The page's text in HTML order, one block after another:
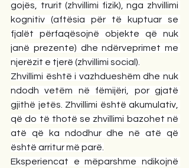
gojës, trurit (zhvillimi fizik), nga zhvillimi
kognitiv (aftësia për të kuptuar se
fjalët përfaqësojnë objekte që nuk
janë prezente) dhe ndërveprimet me
njerëzit e tjerë (zhvillimi social).
Zhvillimi është i vazhdueshëm dhe nuk
ndodh vetëm në fëmijëri, por gjatë
gjithë jetës. Zhvillimi është akumulativ,
që do të thotë se zhvillimi bazohet në
atë që ka ndodhur dhe në atë që
është arritur më parë.
Eksperiencat e mëparshme ndikojnë